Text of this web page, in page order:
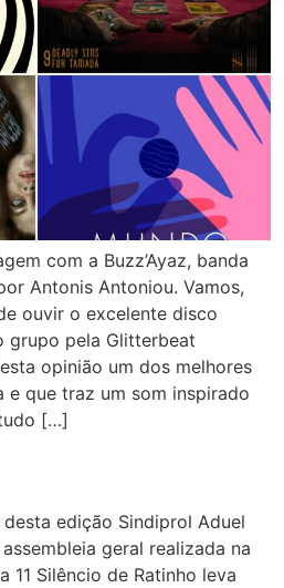
com a Buzz’Ayaz, banda
Antonis Antoniou. Vamos,
ouvir o excelente disco
grupo pela Glitterbeat
opinião um dos melhores
que traz um som inspirado
[…]
edição Sindiprol Aduel
geral realizada na
11 Silêncio de Ratinho leva